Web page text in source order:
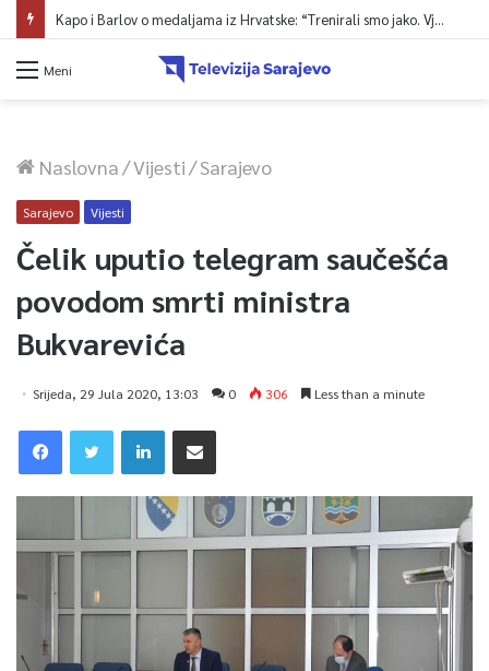
Kapo i Barlov o medaljama iz Hrvatske: “Trenirali smo jako. Vjerovali smo”
Meni
Naslovna/Vijesti/Sarajevo
Sarajevo Vijesti
Čelik uputio telegram saučešća
povodom smrti ministra
Bukvarevića
Srijeda, 29 Jula 2020, 13:03 0 306 Less than a minute